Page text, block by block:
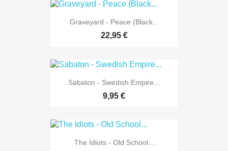
Graveyard - Peace (Black...
22,95 €
Sabaton - Swedish Empire...
9,95 €
The Idiots - Old School...